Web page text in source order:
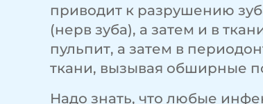
приводит к разрушению
(нерв зуба), а затем и в
пульпит, а затем в
ткани, вызывая обширные
Надо знать, что любые